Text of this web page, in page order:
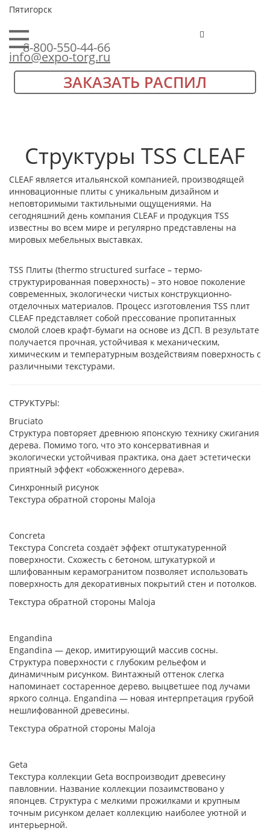
Пятигорск
8-800-550-44-66
info@expo-torg.ru
ЗАКАЗАТЬ РАСПИЛ
Структуры TSS CLEAF
CLEAF является итальянской компанией, производящей
инновационные плиты с уникальным дизайном и
неповторимыми тактильными ощущениями. На
сегодняшний день компания CLEAF и продукция TSS
известны во всем мире и регулярно представлены на
мировых мебельных выставках.
TSS Плиты (thermo structured surface – термо-
структурированная поверхность) – это новое поколение
современных, экологически чистых конструкционно-
отделочных материалов. Процесс изготовления TSS плит
CLEAF представляет собой прессование пропитанных
смолой слоев крафт-бумаги на основе из ДСП. В результате
получается прочная, устойчивая к механическим,
химическим и температурным воздействиям поверхность с
различными текстурами.
СТРУКТУРЫ:
Bruciato
Структура повторяет древнюю японскую технику сжигания
дерева. Помимо того, что это консервативная и
экологически устойчивая практика, она дает эстетически
приятный эффект «обожженного дерева».
Синхронный рисунок
Текстура обратной стороны Maloja
Concreta
Текстура Concreta создаёт эффект отштукатуренной
поверхности. Схожесть с бетоном, штукатуркой и
шлифованным керамогранитом позволяет использовать
поверхность для декоративных покрытий стен и потолков.
Текстура обратной стороны Maloja
Engandina
Engandina — декор, имитирующий массив сосны.
Структура поверхности с глубоким рельефом и
динамичным рисунком. Винтажный оттенок слегка
напоминает состаренное дерево, выцветшее под лучами
яркого солнца. Engandina — новая интерпретация грубой
нешлифованной древесины.
Текстура обратной стороны Maloja
Geta
Текстура коллекции Geta воспроизводит древесину
павловнии. Название коллекции позаимствовано у
японцев. Структура с мелкими прожилками и крупным
точным рисунком делает коллекцию наиболее уютной и
интерьерной.